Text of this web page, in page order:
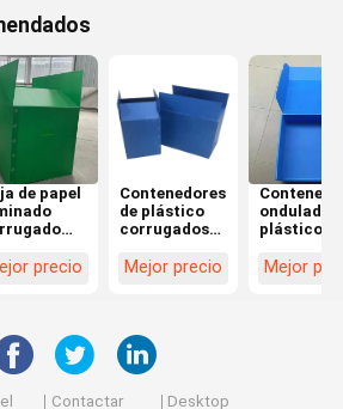
de papel
verde de
precio
Contenedores
de plástico
corrugados
Resistentes a
los rayos UV
plástico azul
Mejor precio
ondulados
plástico
flamación
Anti-
Mejor
Contactar Desktop